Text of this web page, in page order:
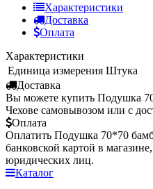
Характеристики
Доставка
Оплата
Характеристики
Единица измерения Штука
Доставка
Вы можете купить Подушка
Чехове самовывозом или с
Оплата
Оплатить Подушка 70*70
банковской картой в
юридических лиц.
Каталог